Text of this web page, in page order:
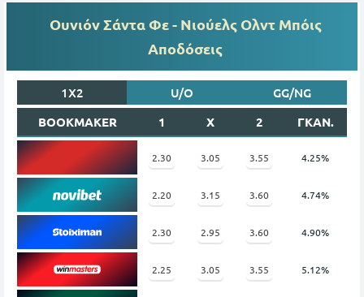
Ουνιόν Σάντα Φε - Νιούελς Ολντ Μπόις
Αποδόσεις
1X2 U/O
GG/NG
BOOKMAKER
1 X 2 ΓΚΑΝ.
2.30 3.05 3.55 4.25%
2.20 3.15 3.60 4.74%
2.30 2.95 3.60 4.90%
2.25 3.05 3.55 5.12%